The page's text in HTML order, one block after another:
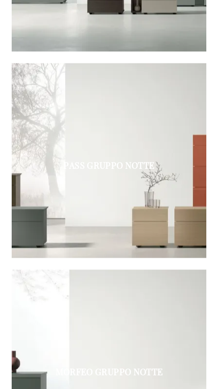
PASS GRUPPO NOTTE
MORFEO GRUPPO NOTTE